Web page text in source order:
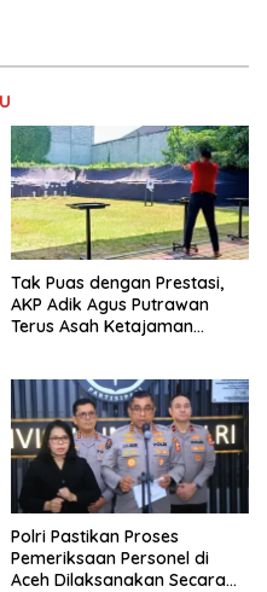
Tak Puas dengan Prestasi,
AKP Adik Agus Putrawan
Terus Asah Ketajaman
Polri Pastikan Proses
Pemeriksaan Personel di
Aceh Dilaksanakan Secara